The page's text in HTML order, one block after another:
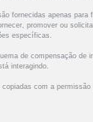
fornecidas apenas para
promover ou
específicas.
de compensação de
interagindo.
com a permissão